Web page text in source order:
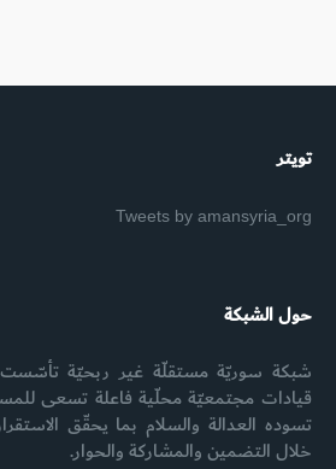
تويتر
Tweets by amansyria_org
حول الشبكة
قيادات مجتمعيّة محلّية فاعلة تسعى
تسوده العدالة والسلام بما يحقّق
خلال التضمين والمشاركة والحوار.